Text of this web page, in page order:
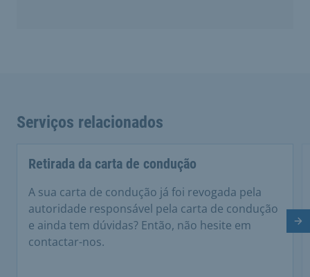
Serviços relacionados
Retirada da carta de condução
A sua carta de condução já foi revogada pela
autoridade responsável pela carta de condução
e ainda tem dúvidas? Então, não hesite em
contactar-nos.